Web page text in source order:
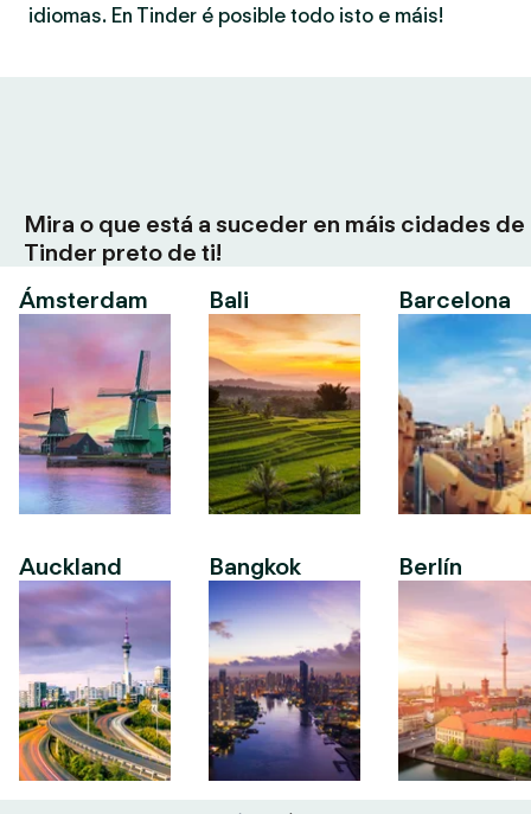
idiomas. En Tinder é posible todo isto e máis!
Mira o que está a suceder en máis cidades de
Tinder preto de ti!
Ámsterdam
Auckland
Bali
Bangkok
Barcelona
Berlín